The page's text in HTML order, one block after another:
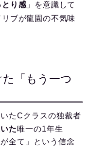
とり感 」を意識して
ブが龍園の不気味
「もう一つ
たCクラスの独裁者
た唯一の1年生
全て」という信念